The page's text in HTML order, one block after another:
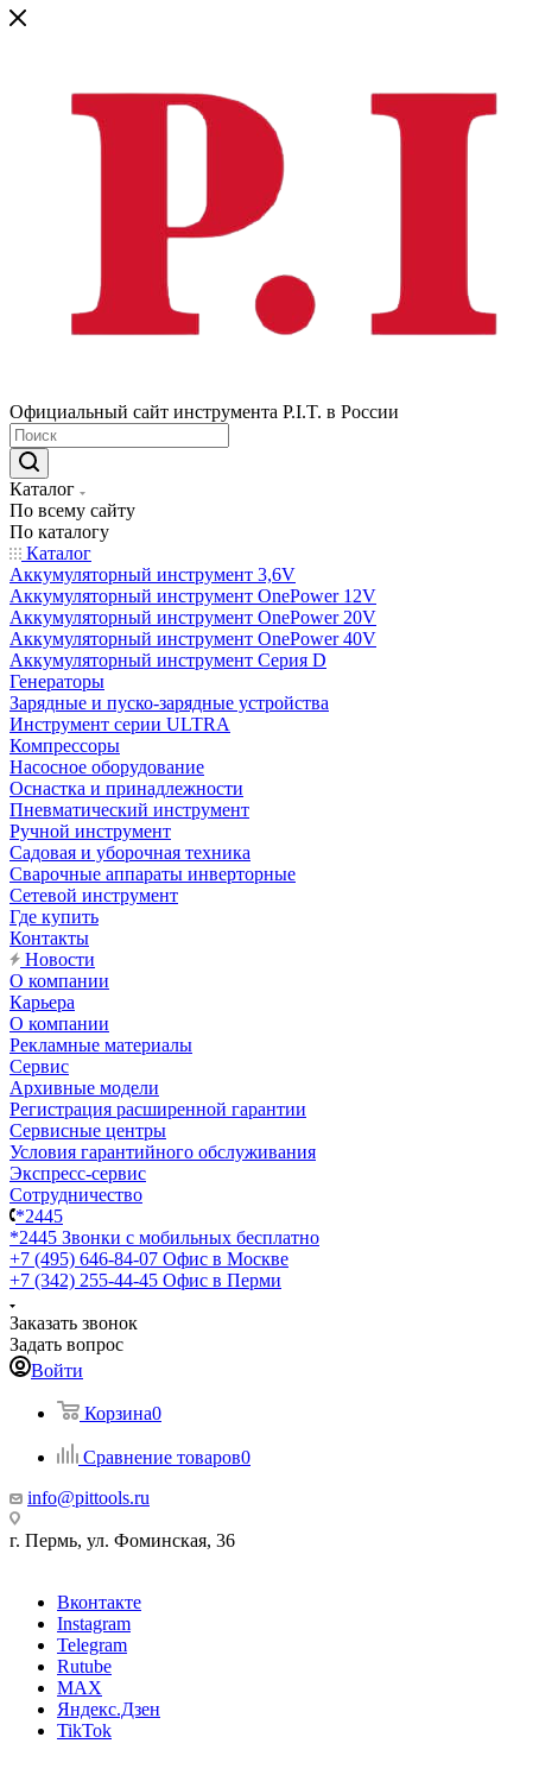
Официальный сайт инструмента P.I.T. в России
Каталог
По всему сайту
По каталогу
Каталог
Аккумуляторный инструмент 3,6V
Аккумуляторный инструмент OnePower 12V
Аккумуляторный инструмент OnePower 20V
Аккумуляторный инструмент OnePower 40V
Аккумуляторный инструмент Серия D
Генераторы
Зарядные и пуско-зарядные устройства
Инструмент серии ULTRA
Компрессоры
Насосное оборудование
Оснастка и принадлежности
Пневматический инструмент
Ручной инструмент
Садовая и уборочная техника
Сварочные аппараты инверторные
Сетевой инструмент
Где купить
Контакты
Новости
О компании
Карьера
О компании
Рекламные материалы
Сервис
Архивные модели
Регистрация расширенной гарантии
Сервисные центры
Условия гарантийного обслуживания
Экспресс-сервис
Сотрудничество
*2445
*2445 Звонки с мобильных бесплатно
+7 (495) 646-84-07 Офис в Москве
+7 (342) 255-44-45 Офис в Перми
Заказать звонок
Задать вопрос
Войти
Корзина0
Сравнение товаров0
info@pittools.ru
г. Пермь, ул. Фоминская, 36
Вконтакте
Instagram
Telegram
Rutube
MAX
Яндекс.Дзен
TikTok